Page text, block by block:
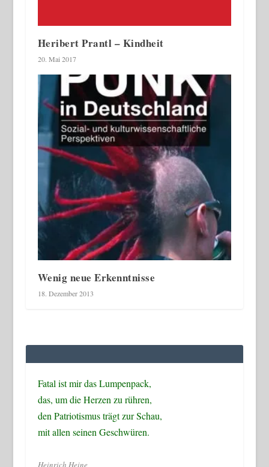
Heribert Prantl – Kindheit
20. Mai 2017
Wenig neue Erkenntnisse
18. Dezember 2013
Fatal ist mir das Lumpenpack,
das, um die Herzen zu rühren,
den Patriotismus trägt zur Schau,
mit allen seinen Geschwüren.
Heinrich Heine